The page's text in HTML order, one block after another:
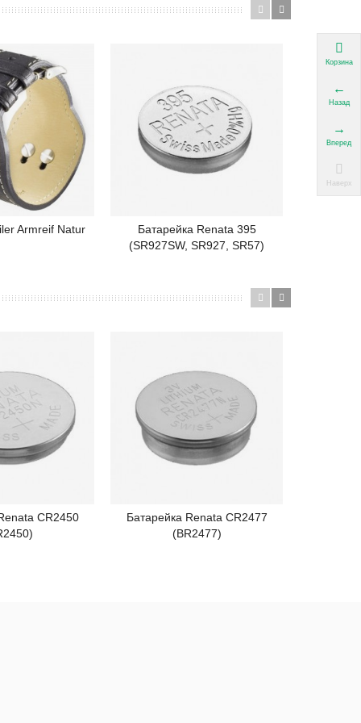
Armreif Natur Подробнее
Батарейка Renata 395
(SR927SW, SR927, SR57)
CR2450
Подробнее
Батарейка Renata CR2477
(BR2477)
Корзина
Назад
Вперед
Наверх